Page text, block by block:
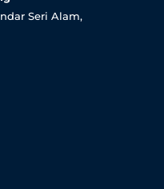
Seri Alam,